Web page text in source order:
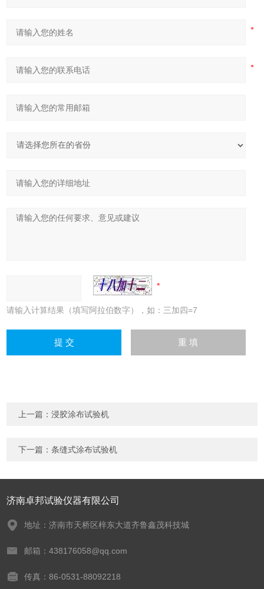
请输入计算结果（填写阿拉伯数字），如：三加四=7
上一篇：浸胶涂布试验机
下一篇：条缝式涂布试验机
济南卓邦试验仪器有限公司
地址：济南市天桥区梓东大道齐鲁鑫茂科技城
邮箱：438176058@qq.com
传真：86-0531-88092218